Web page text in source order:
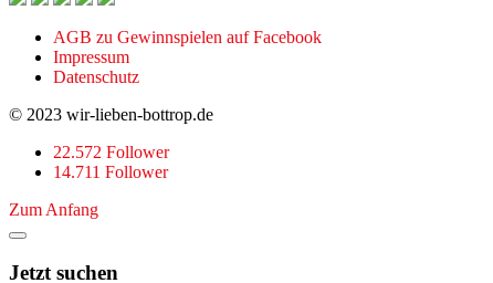
AGB zu Gewinnspielen auf Facebook
Impressum
Datenschutz
© 2023 wir-lieben-bottrop.de
22.572 Follower
14.711 Follower
Zum Anfang
Jetzt suchen